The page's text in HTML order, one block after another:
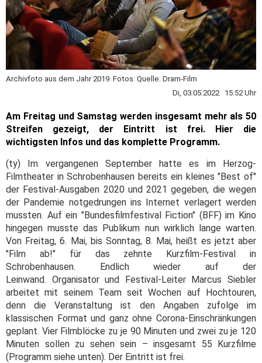
Archivfoto aus dem Jahr 2019. Fotos: Quelle: Dram-Film
Di, 03.05.2022 15:52 Uhr
Am Freitag und Samstag werden insgesamt mehr als 50
Streifen gezeigt, der Eintritt ist frei. Hier die
wichtigsten Infos und das komplette Programm.
(ty) Im vergangenen September hatte es im Herzog-
Filmtheater in Schrobenhausen bereits ein kleines "Best of"
der Festival-Ausgaben 2020 und 2021 gegeben, die wegen
der Pandemie notgedrungen ins Internet verlagert werden
mussten. Auf ein "Bundesfilmfestival Fiction" (BFF) im Kino
hingegen musste das Publikum nun wirklich lange warten.
Von Freitag, 6. Mai, bis Sonntag, 8. Mai, heißt es jetzt aber
"Film ab!" für das zehnte Kurzfilm-Festival in
Schrobenhausen. Endlich wieder auf der
Leinwand. Organisator und Festival-Leiter Marcus Siebler
arbeitet mit seinem Team seit Wochen auf Hochtouren,
denn die Veranstaltung ist den Angaben zufolge im
klassischen Format und ganz ohne Corona-Einschränkungen
geplant. Vier Filmblöcke zu je 90 Minuten und zwei zu je 120
Minuten sollen zu sehen sein – insgesamt 55 Kurzfilme
(Programm siehe unten). Der Eintritt ist frei.